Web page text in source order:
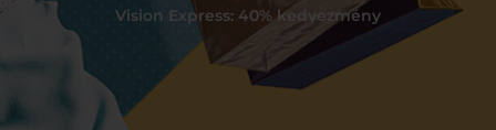
Vision Express: 40% kedvezmény